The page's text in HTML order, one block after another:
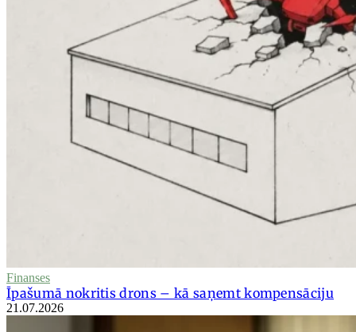
Finanses
Īpašumā nokritis drons – kā saņemt kompensāciju
21.07.2026